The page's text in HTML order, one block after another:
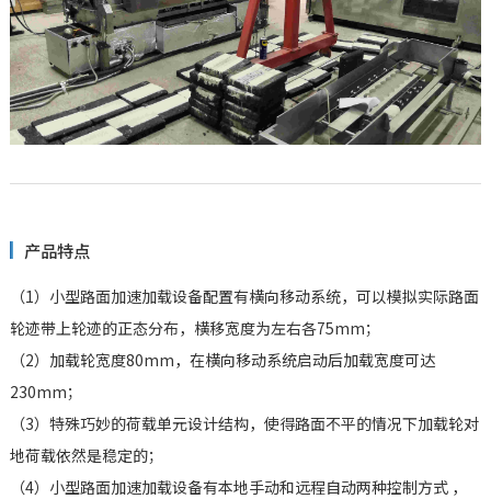
产品特点
（1）小型路面加速加载设备配置有横向移动系统，可以模拟实际路面
轮迹带上轮迹的正态分布，横移宽度为左右各75mm；
（2）加载轮宽度80mm，在横向移动系统启动后加载宽度可达
230mm；
（3）特殊巧妙的荷载单元设计结构，使得路面不平的情况下加载轮对
地荷载依然是稳定的；
（4）小型路面加速加载设备有本地手动和远程自动两种控制方式 ，